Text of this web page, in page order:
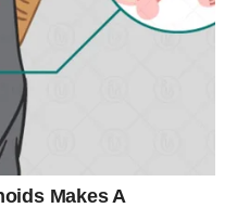
DANA
vas umanji. Ako ste